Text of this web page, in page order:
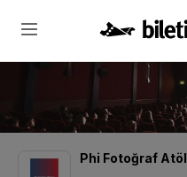
Phi Fotoğraf